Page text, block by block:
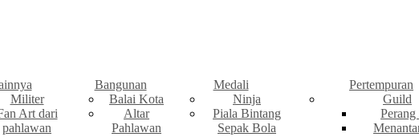
Militer
Art dari
pahlawan
Bangunan
Balai Kota
Altar
Pahlawan
Medali
Ninja
Piala Bintang
Sepak Bola
Pertempuran
Guild
Perang